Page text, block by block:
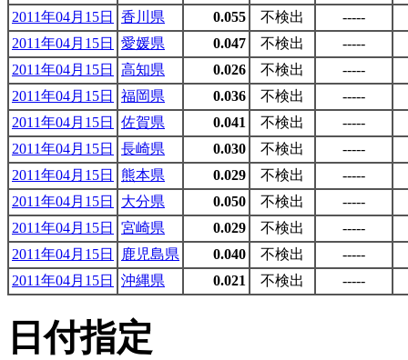
2011年04月15日
香川県 0.055 不検出
-----
2011年04月15日
愛媛県 0.047 不検出
-----
2011年04月15日
高知県 0.026 不検出
-----
2011年04月15日
福岡県 0.036 不検出
-----
2011年04月15日
佐賀県 0.041 不検出
-----
2011年04月15日
長崎県 0.030 不検出
-----
2011年04月15日
熊本県 0.029 不検出
-----
2011年04月15日
大分県 0.050 不検出
-----
2011年04月15日
宮崎県 0.029 不検出
-----
2011年04月15日
鹿児島県 0.040 不検出
-----
2011年04月15日
沖縄県 0.021 不検出 -----
日付指定